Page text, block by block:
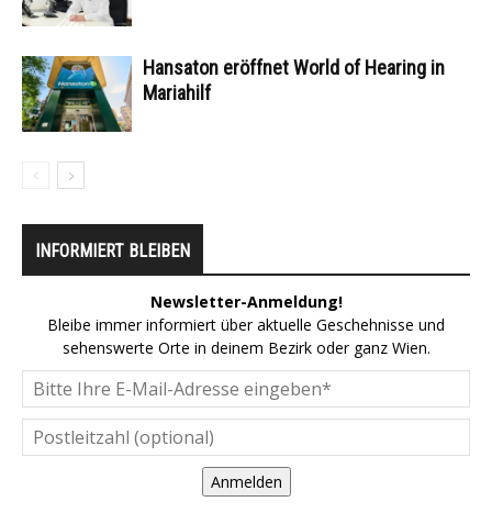
Hansaton eröffnet World of Hearing in
Mariahilf
INFORMIERT BLEIBEN
Newsletter-Anmeldung!
Bleibe immer informiert über aktuelle Geschehnisse und
sehenswerte Orte in deinem Bezirk oder ganz Wien.
Anmelden